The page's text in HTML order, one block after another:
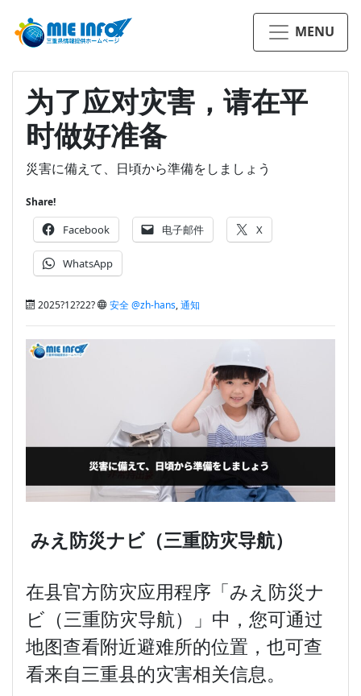
MENU
为了应对灾害，请在平
时做好准备
災害に備えて、日頃から準備をしましょう
Share!
Facebook 电子邮件 X
WhatsApp
2025?12?22? 安全 @zh-hans,通知
みえ防災ナビ（三重防灾导航）
在县官方防灾应用程序「みえ防災ナ
ビ（三重防灾导航）」中，您可通过
地图查看附近避难所的位置，也可查
看来自三重县的灾害相关信息。